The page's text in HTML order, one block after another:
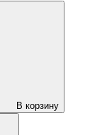
В корзину